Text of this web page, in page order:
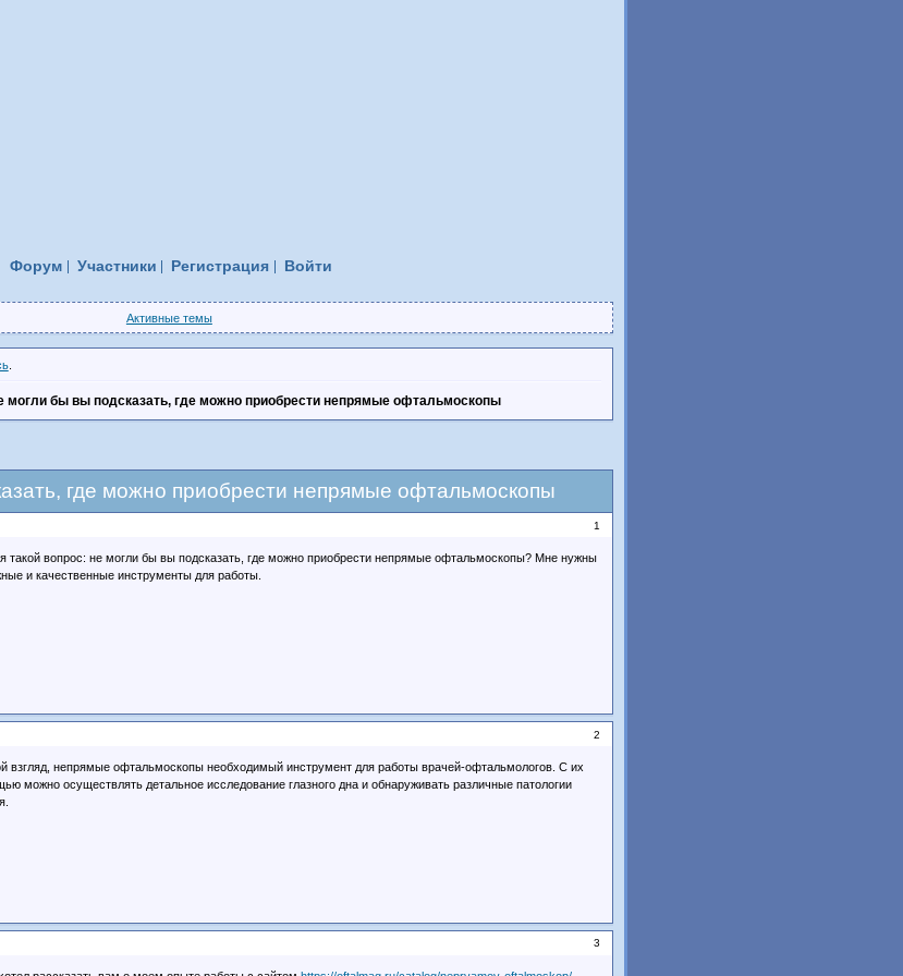
Форум Участники Регистрация Войти
Активные темы
.
могли бы вы подсказать, где можно приобрести непрямые офтальмоскопы
где можно приобрести непрямые офтальмоскопы
1
такой вопрос: не могли бы вы подсказать, где можно приобрести непрямые офтальмоскопы? Мне нужны
и качественные инструменты для работы.
2
взгляд, непрямые офтальмоскопы необходимый инструмент для работы врачей-офтальмологов. С их
можно осуществлять детальное исследование глазного дна и обнаруживать различные патологии
3